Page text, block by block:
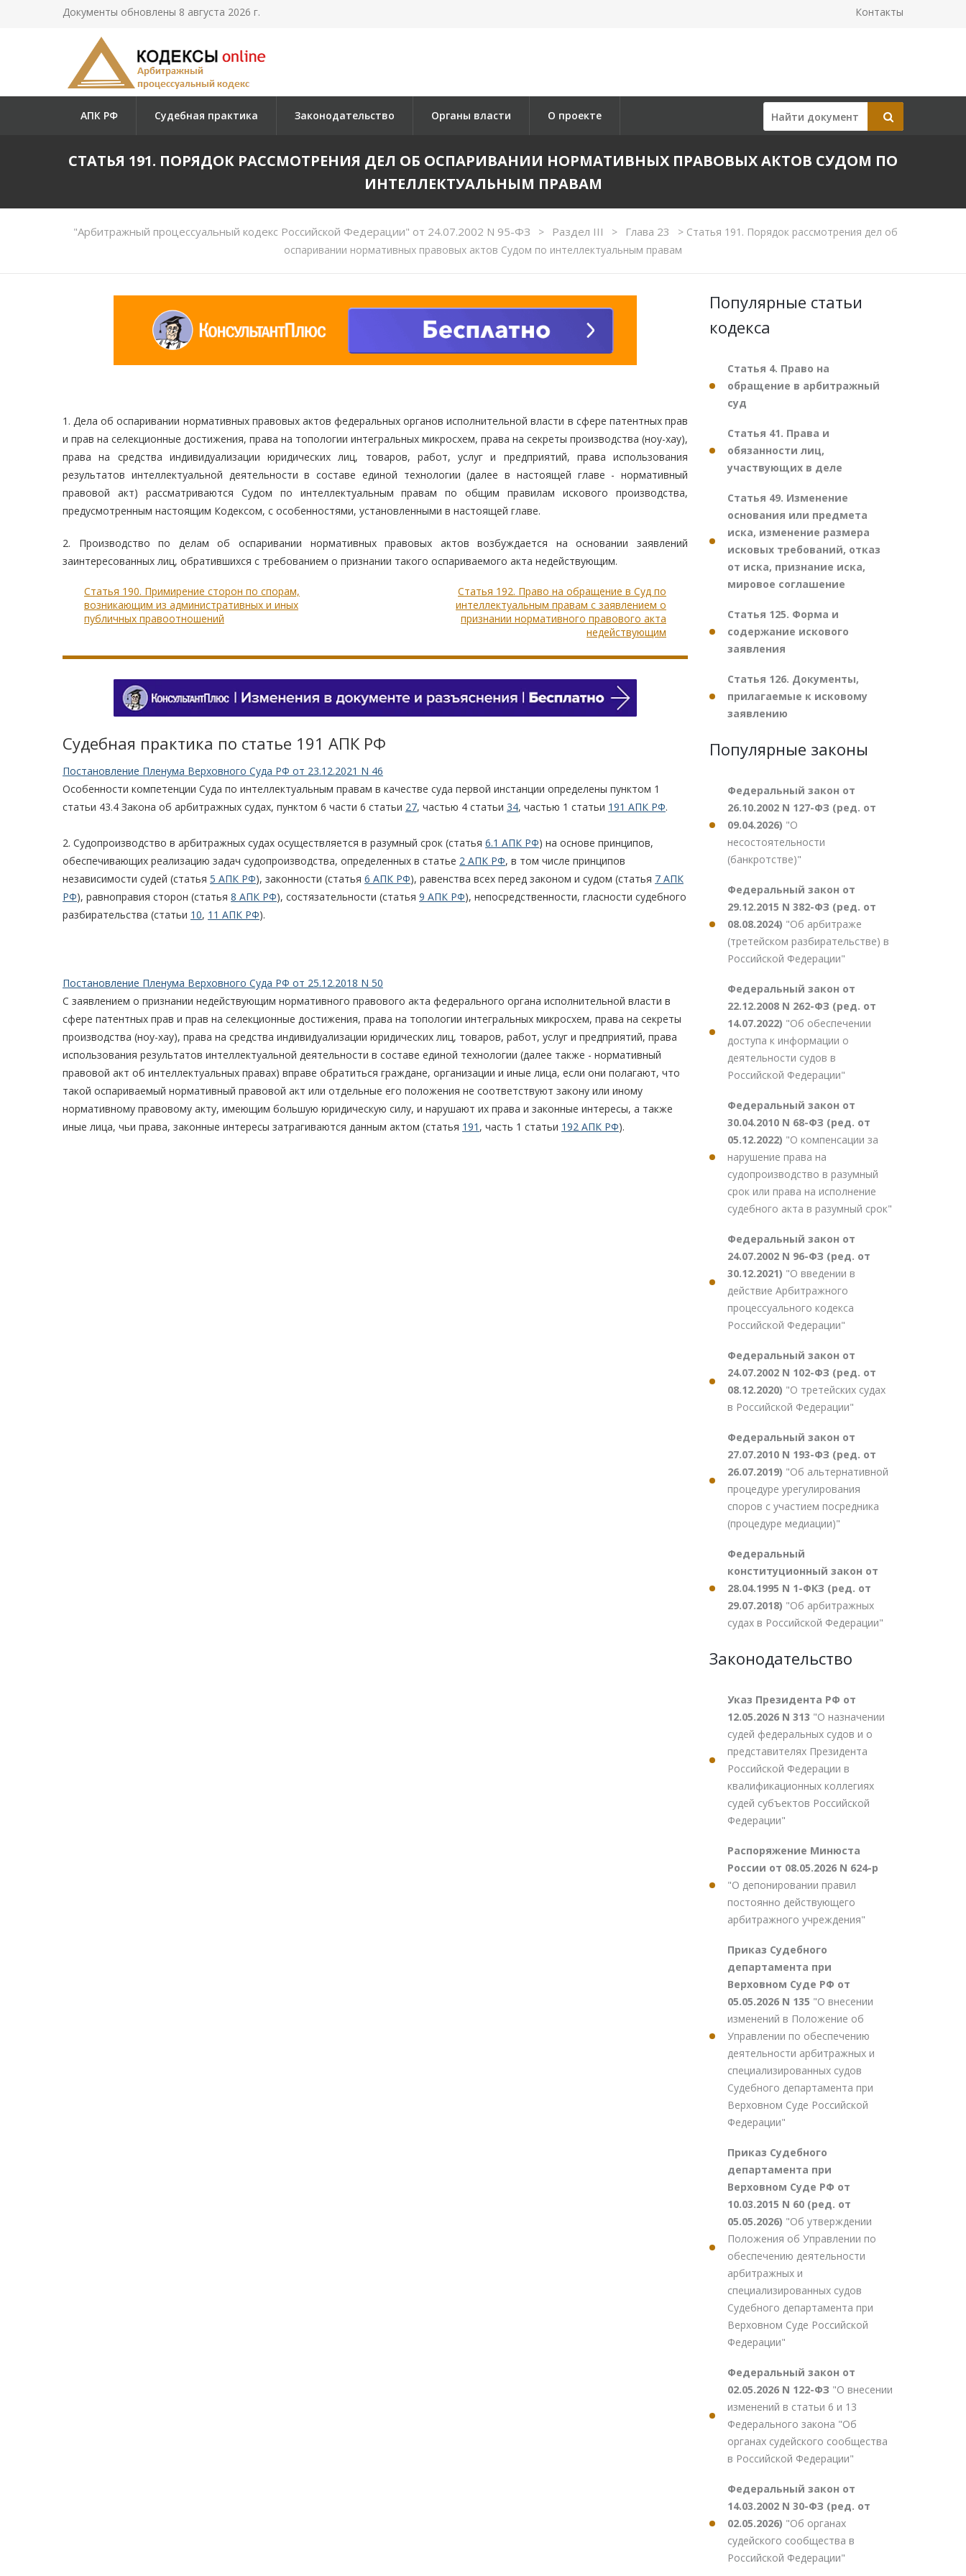
Документы обновлены 8 августа 2026 г. Контакты
АПК РФ Судебная практика Законодательство Органы власти О проекте
СТАТЬЯ 191. ПОРЯДОК РАССМОТРЕНИЯ ДЕЛ ОБ ОСПАРИВАНИИ НОРМАТИВНЫХ ПРАВОВЫХ АКТОВ СУДОМ ПО
ИНТЕЛЛЕКТУАЛЬНЫМ ПРАВАМ
"Арбитражный процессуальный кодекс Российской Федерации" от 24.07.2002 N 95-ФЗ > Раздел III > Глава 23 > Статья 191. Порядок рассмотрения дел об
оспаривании нормативных правовых актов Судом по интеллектуальным правам
1. Дела об оспаривании нормативных правовых актов федеральных органов исполнительной власти в сфере патентных прав
и прав на селекционные достижения, права на топологии интегральных микросхем, права на секреты производства (ноу-хау),
права на средства индивидуализации юридических лиц, товаров, работ, услуг и предприятий, права использования
результатов интеллектуальной деятельности в составе единой технологии (далее в настоящей главе - нормативный
правовой акт) рассматриваются Судом по интеллектуальным правам по общим правилам искового производства,
предусмотренным настоящим Кодексом, с особенностями, установленными в настоящей главе.
2. Производство по делам об оспаривании нормативных правовых актов возбуждается на основании заявлений
заинтересованных лиц, обратившихся с требованием о признании такого оспариваемого акта недействующим.
Статья 190. Примирение сторон по спорам,
возникающим из административных и иных
публичных правоотношений
Статья 192. Право на обращение в Суд по
интеллектуальным правам с заявлением о
признании нормативного правового акта
недействующим
Судебная практика по статье 191 АПК РФ
Постановление Пленума Верховного Суда РФ от 23.12.2021 N 46
Особенности компетенции Суда по интеллектуальным правам в качестве суда первой инстанции определены пунктом 1
статьи 43.4 Закона об арбитражных судах, пунктом 6 части 6 статьи 27, частью 4 статьи 34, частью 1 статьи 191 АПК РФ.
2. Судопроизводство в арбитражных судах осуществляется в разумный срок (статья 6.1 АПК РФ) на основе принципов,
обеспечивающих реализацию задач судопроизводства, определенных в статье 2 АПК РФ, в том числе принципов
независимости судей (статья 5 АПК РФ), законности (статья 6 АПК РФ), равенства всех перед законом и судом (статья 7 АПК
РФ), равноправия сторон (статья 8 АПК РФ), состязательности (статья 9 АПК РФ), непосредственности, гласности судебного
разбирательства (статьи 10, 11 АПК РФ).
Постановление Пленума Верховного Суда РФ от 25.12.2018 N 50
С заявлением о признании недействующим нормативного правового акта федерального органа исполнительной власти в
сфере патентных прав и прав на селекционные достижения, права на топологии интегральных микросхем, права на секреты
производства (ноу-хау), права на средства индивидуализации юридических лиц, товаров, работ, услуг и предприятий, права
использования результатов интеллектуальной деятельности в составе единой технологии (далее также - нормативный
правовой акт об интеллектуальных правах) вправе обратиться граждане, организации и иные лица, если они полагают, что
такой оспариваемый нормативный правовой акт или отдельные его положения не соответствуют закону или иному
нормативному правовому акту, имеющим большую юридическую силу, и нарушают их права и законные интересы, а также
иные лица, чьи права, законные интересы затрагиваются данным актом (статья 191 , часть 1 статьи 192 АПК РФ).
Популярные статьи
кодекса
Статья 4. Право на
обращение в арбитражный
суд
Статья 41. Права и
обязанности лиц,
участвующих в деле
Статья 49. Изменение
основания или предмета
иска, изменение размера
исковых требований, отказ
от иска, признание иска,
мировое соглашение
Статья 125. Форма и
содержание искового
заявления
Статья 126. Документы,
прилагаемые к исковому
заявлению
Популярные законы
Федеральный закон от
26.10.2002 N 127-ФЗ (ред. от
09.04.2026) "О
несостоятельности
(банкротстве)"
Федеральный закон от
29.12.2015 N 382-ФЗ (ред. от
08.08.2024) "Об арбитраже
(третейском разбирательстве) в
Российской Федерации"
Федеральный закон от
22.12.2008 N 262-ФЗ (ред. от
14.07.2022) "Об обеспечении
доступа к информации о
деятельности судов в
Российской Федерации"
Федеральный закон от
30.04.2010 N 68-ФЗ (ред. от
05.12.2022) "О компенсации за
нарушение права на
судопроизводство в разумный
срок или права на исполнение
судебного акта в разумный срок"
Федеральный закон от
24.07.2002 N 96-ФЗ (ред. от
30.12.2021) "О введении в
действие Арбитражного
процессуального кодекса
Российской Федерации"
Федеральный закон от
24.07.2002 N 102-ФЗ (ред. от
08.12.2020) "О третейских судах
в Российской Федерации"
Федеральный закон от
27.07.2010 N 193-ФЗ (ред. от
26.07.2019) "Об альтернативной
процедуре урегулирования
споров с участием посредника
(процедуре медиации)"
Федеральный
конституционный закон от
28.04.1995 N 1-ФКЗ (ред. от
29.07.2018) "Об арбитражных
судах в Российской Федерации"
Законодательство
Указ Президента РФ от
12.05.2026 N 313 "О назначении
судей федеральных судов и о
представителях Президента
Российской Федерации в
квалификационных коллегиях
судей субъектов Российской
Федерации"
Распоряжение Минюста
России от 08.05.2026 N 624-р
"О депонировании правил
постоянно действующего
арбитражного учреждения"
Приказ Судебного
департамента при
Верховном Суде РФ от
05.05.2026 N 135 "О внесении
изменений в Положение об
Управлении по обеспечению
деятельности арбитражных и
специализированных судов
Судебного департамента при
Верховном Суде Российской
Федерации"
Приказ Судебного
департамента при
Верховном Суде РФ от
10.03.2015 N 60 (ред. от
05.05.2026) "Об утверждении
Положения об Управлении по
обеспечению деятельности
арбитражных и
специализированных судов
Судебного департамента при
Верховном Суде Российской
Федерации"
Федеральный закон от
02.05.2026 N 122-ФЗ "О внесении
изменений в статьи 6 и 13
Федерального закона "Об
органах судейского сообщества
в Российской Федерации"
Федеральный закон от
14.03.2002 N 30-ФЗ (ред. от
02.05.2026) "Об органах
судейского сообщества в
Российской Федерации"